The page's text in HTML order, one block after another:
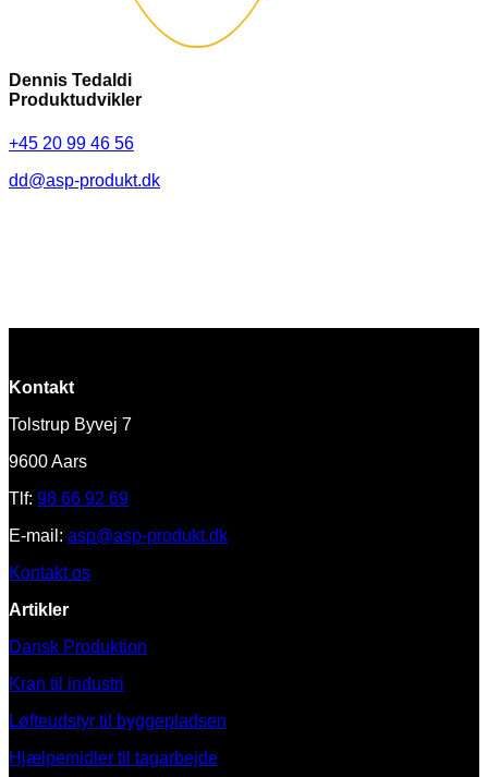
Dennis Tedaldi
Produktudvikler
+45 20 99 46 56
dd@asp-produkt.dk
Kontakt
Tolstrup Byvej 7
9600 Aars
Tlf: 98 66 92 69
E-mail: asp@asp-produkt.dk
Kontakt os
Artikler
Dansk Produktion
Kran til industri
Løfteudstyr til byggepladsen
Hjælpemidler til tagarbejde